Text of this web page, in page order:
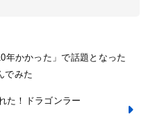
年かかった」で話題となった
でみた
た！ドラゴンラー